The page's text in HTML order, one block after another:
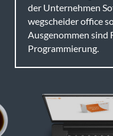
der Unternehmen
wegscheider office
Ausgenommen sind
Programmierung.